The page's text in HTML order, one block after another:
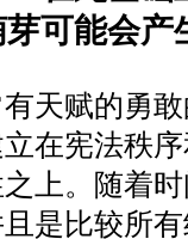
可能会产
天赋的勇
在宪法秩
上。随着
是比较所